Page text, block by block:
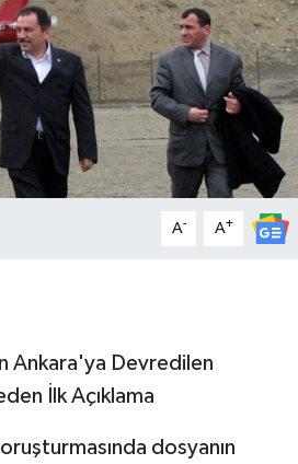
A- A+
Ankara'ya Devredilen
İlk Açıklama
dosyanın